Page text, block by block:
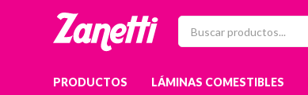
PRODUCTOS LÁMINAS COMESTIBLES